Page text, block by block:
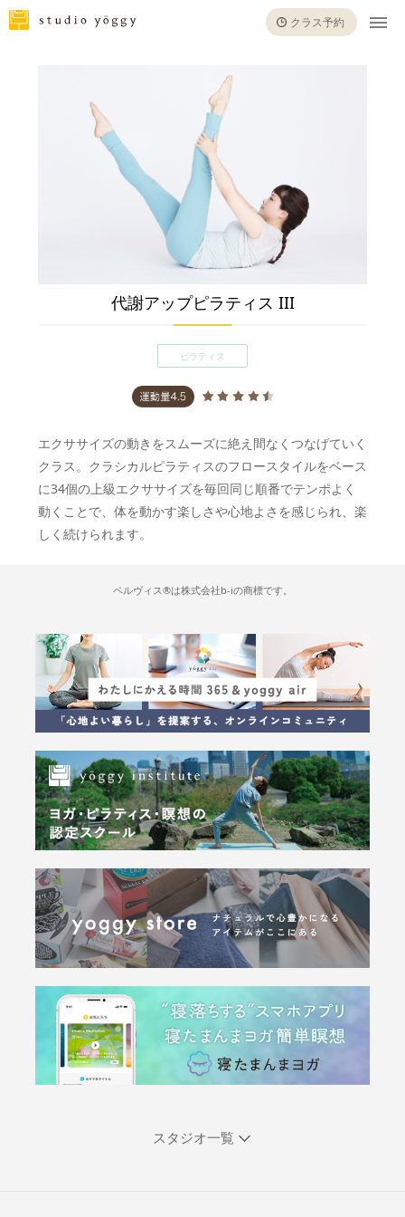
クラス予約
代謝アップピラティス III
ピラティス
エクササイズの動きをスムーズに絶え間なくつなげていく
クラス。クラシカルピラティスのフロースタイルをベース
に34個の上級エクササイズを毎回同じ順番でテンポよく
動くことで、体を動かす楽しさや心地よさを感じられ、楽
しく続けられます。
ペルヴィス®は株式会社b-iの商標です。
スタジオ一覧